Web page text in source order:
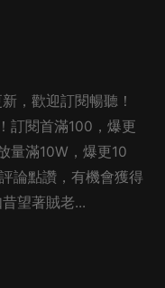
，歡迎訂閱暢聽！
訂閱首滿100，爆更
量滿10W，爆更10
論點讚，有機會獲得
望著賊老...